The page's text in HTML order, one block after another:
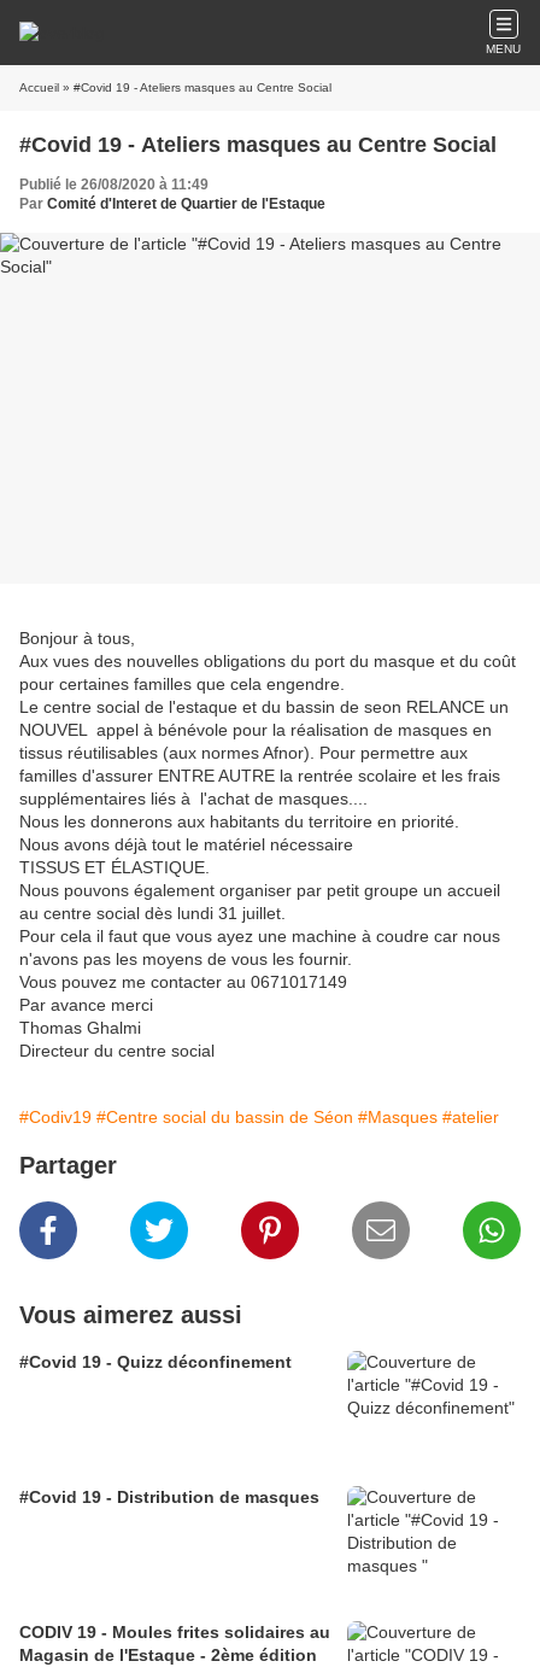
MENU
Accueil » #Covid 19 - Ateliers masques au Centre Social
#Covid 19 - Ateliers masques au Centre Social
Publié le 26/08/2020 à 11:49
Par Comité d'Interet de Quartier de l'Estaque
Bonjour à tous,
Aux vues des nouvelles obligations du port du masque et du coût
pour certaines familles que cela engendre.
Le centre social de l'estaque et du bassin de seon RELANCE un
NOUVEL appel à bénévole pour la réalisation de masques en
tissus réutilisables (aux normes Afnor). Pour permettre aux
familles d'assurer ENTRE AUTRE la rentrée scolaire et les frais
supplémentaires liés à l'achat de masques....
Nous les donnerons aux habitants du territoire en priorité.
Nous avons déjà tout le matériel nécessaire
TISSUS ET ÉLASTIQUE.
Nous pouvons également organiser par petit groupe un accueil
au centre social dès lundi 31 juillet.
Pour cela il faut que vous ayez une machine à coudre car nous
n'avons pas les moyens de vous les fournir.
Vous pouvez me contacter au 0671017149
Par avance merci
Thomas Ghalmi
Directeur du centre social
#Codiv19 #Centre social du bassin de Séon #Masques #atelier
Partager
Vous aimerez aussi
#Covid 19 - Quizz déconfinement
#Covid 19 - Distribution de masques
CODIV 19 - Moules frites solidaires au
Magasin de l'Estaque - 2ème édition